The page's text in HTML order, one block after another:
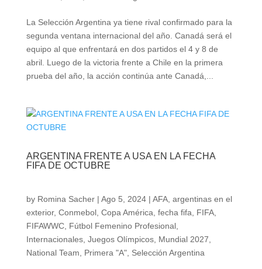
La Selección Argentina ya tiene rival confirmado para la
segunda ventana internacional del año. Canadá será el
equipo al que enfrentará en dos partidos el 4 y 8 de
abril. Luego de la victoria frente a Chile en la primera
prueba del año, la acción continúa ante Canadá,...
ARGENTINA FRENTE A USA EN LA FECHA
FIFA DE OCTUBRE
by Romina Sacher| Ago 5, 2024| AFA, argentinas en el
exterior, Conmebol, Copa América fecha fifa FIFA,
FIFAWWC, Fútbol Femenino Profesional,
Internacionales, Juegos Olímpicos, Mundial 2027
National Team
Primera "A", Selección Argentina